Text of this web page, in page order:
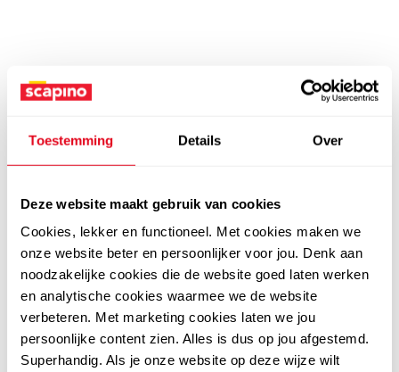
Toestemming Details Over
Deze website maakt gebruik van cookies
Cookies, lekker en functioneel. Met cookies maken we
onze website beter en persoonlijker voor jou. Denk aan
noodzakelijke cookies die de website goed laten werken
en analytische cookies waarmee we de website
verbeteren. Met marketing cookies laten we jou
persoonlijke content zien. Alles is dus op jou afgestemd.
Superhandig. Als je onze website op deze wijze wilt